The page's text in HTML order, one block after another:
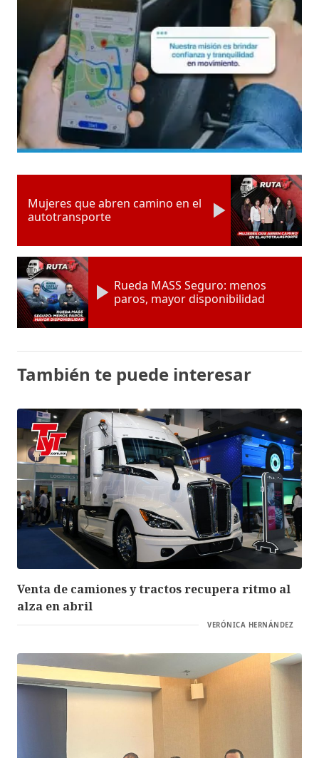
Mujeres que abren camino en el
autotransporte
Rueda MASS Seguro: menos
paros, mayor disponibilidad
También te puede interesar
Venta de camiones y tractos recupera ritmo al
alza en abril
VERÓNICA HERNÁNDEZ